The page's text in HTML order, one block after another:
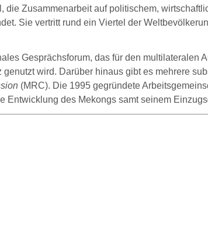
Zusammenarbeit auf politischem,
Sie vertritt rund ein Viertel der
Gesprächsforum, das für den multilateralen
wird. Darüber hinaus gibt es mehrere
(MRC). Die 1995 gegründete
Entwicklung des Mekongs samt seinem